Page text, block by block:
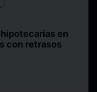
en
con retrasos